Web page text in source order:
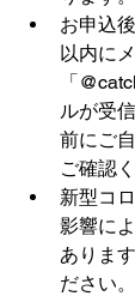
お申込
以内に
「
ルが受
前にご
ご確認
新型コ
影響に
ありま
ださい